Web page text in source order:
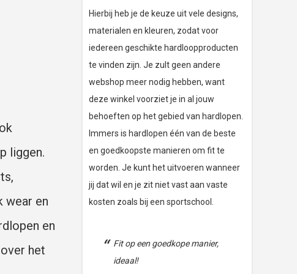
liggen.
wear en
en
het
Hierbij heb je de keuze uit vele designs,
materialen en kleuren, zodat voor
iedereen geschikte hardloopproducten
te vinden zijn. Je zult geen andere
webshop meer nodig hebben, want
deze winkel voorziet je in al jouw
behoeften op het gebied van hardlopen.
Immers is hardlopen één van de beste
en goedkoopste manieren om fit te
worden. Je kunt het uitvoeren wanneer
jij dat wil en je zit niet vast aan vaste
kosten zoals bij een sportschool.
Fit op een goedkope manier,
ideaal!